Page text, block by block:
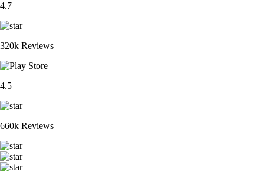
4.7
320k Reviews
4.5
660k Reviews